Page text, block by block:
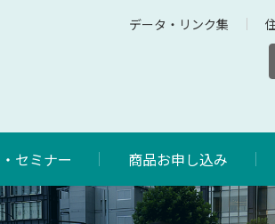
データ・リンク集
セミナー 商品お申し込み